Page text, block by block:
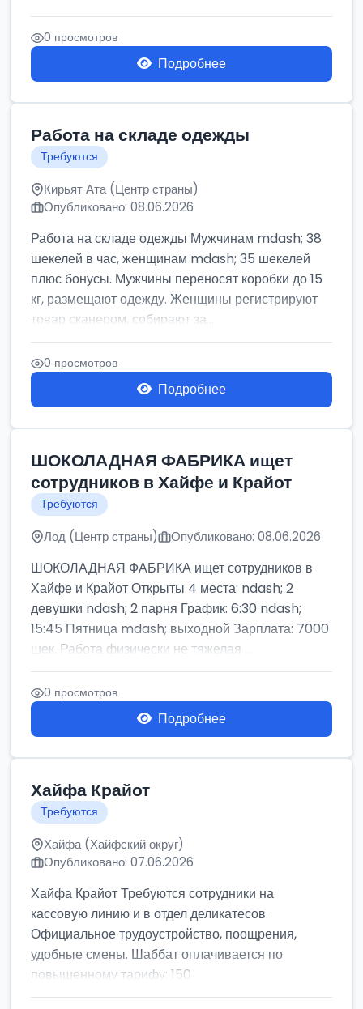
0 просмотров
Подробнее
Работа на складе одежды
Требуются
Кирьят Ата (Центр страны)
Опубликовано: 08.06.2026
Работа на складе одежды Мужчинам mdash; 38
шекелей в час, женщинам mdash; 35 шекелей
плюс бонусы. Мужчины переносят коробки до 15
кг, размещают одежду. Женщины регистрируют
товар сканером, собирают за...
0 просмотров
Подробнее
ШОКОЛАДНАЯ ФАБРИКА ищет
сотрудников в Хайфе и Крайот
Требуются
Лод (Центр страны) Опубликовано: 08.06.2026
ШОКОЛАДНАЯ ФАБРИКА ищет сотрудников в
Хайфе и Крайот Открыты 4 места: ndash; 2
девушки ndash; 2 парня График: 6:30 ndash;
15:45 Пятница mdash; выходной Зарплата: 7000
шек. Работа физически не тяжелая ...
0 просмотров
Подробнее
Хайфа Крайот
Требуются
Хайфа (Хайфский округ)
Опубликовано: 07.06.2026
Хайфа Крайот Требуются сотрудники на
кассовую линию и в отдел деликатесов.
Официальное трудоустройство, поощрения,
удобные смены. Шаббат оплачивается по
повышенному тарифу: 150